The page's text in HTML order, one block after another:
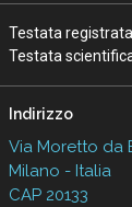
Testata
Testata
Indirizzo
Via Moretto da
Milano - Italia
CAP 20133